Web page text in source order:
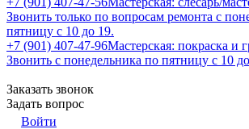
Звонить только по вопросам ремонта с
пятницу с 10 до 19.
+7 (901) 407-47-96Мастерская: покраска и
Звонить с понедельника по пятницу с 10
Заказать звонок
Задать вопрос
Войти